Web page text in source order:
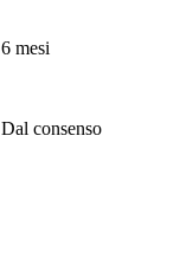
6 mesi
Dal consenso